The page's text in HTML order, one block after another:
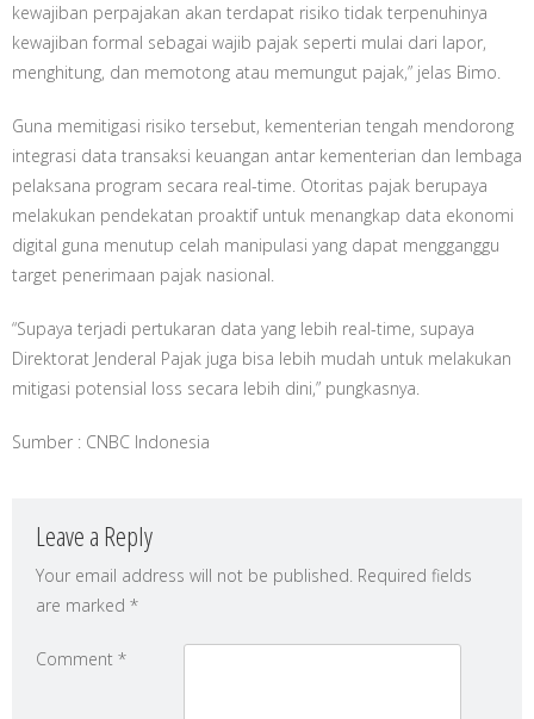
kewajiban perpajakan akan terdapat risiko tidak terpenuhinya
kewajiban formal sebagai wajib pajak seperti mulai dari lapor,
menghitung, dan memotong atau memungut pajak,” jelas Bimo.
Guna memitigasi risiko tersebut, kementerian tengah mendorong
integrasi data transaksi keuangan antar kementerian dan lembaga
pelaksana program secara real-time. Otoritas pajak berupaya
melakukan pendekatan proaktif untuk menangkap data ekonomi
digital guna menutup celah manipulasi yang dapat mengganggu
target penerimaan pajak nasional.
“Supaya terjadi pertukaran data yang lebih real-time, supaya
Direktorat Jenderal Pajak juga bisa lebih mudah untuk melakukan
mitigasi potensial loss secara lebih dini,” pungkasnya.
Sumber : CNBC Indonesia
Leave a Reply
Your email address will not be published. Required fields
are marked *
Comment *